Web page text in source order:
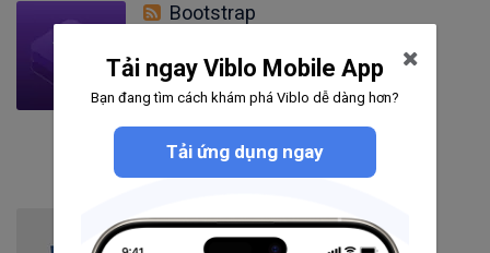
Bootstrap
53bài viết
câu hỏi
Theo dõi
CSS3
Tải ngay Viblo Mobile App
Bạn đang tìm cách khám phá Viblo dễ dàng hơn?
Tải ứng dụng ngay